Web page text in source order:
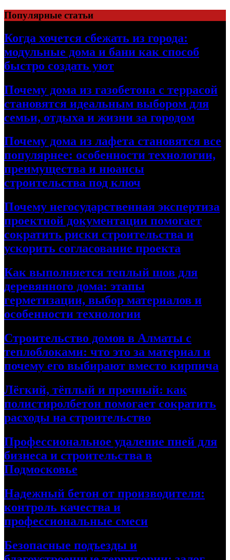
Перейти
к
содержимому
Популярные статьи
Когда хочется сбежать из города:
модульные дома и бани как способ
быстро создать уют
Почему дома из газобетона с террасой
становятся идеальным выбором для
семьи, отдыха и жизни за городом
Почему дома из лафета становятся все
популярнее: особенности технологии,
преимущества и нюансы
строительства под ключ
Почему негосударственная экспертиза
проектной документации помогает
сократить риски строительства и
ускорить согласование проекта
Как выполняется теплый шов для
деревянного дома: этапы
герметизации, выбор материалов и
особенности технологии
Строительство домов в Алматы с
теплоблоками: что это за материал и
почему его выбирают вместо кирпича
Лёгкий, тёплый и прочный: как
полистиролбетон помогает сократить
расходы на строительство
Профессиональное удаление пней для
бизнеса и строительства в
Подмосковье
Надежный бетон от производителя:
контроль качества и
профессиональные смеси
Безопасные подъезды и